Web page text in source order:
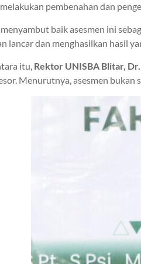
pembenahan dan
baik asesmen ini
lancar dan menghasilkan hasil
itu, Rektor UNISBA Blitar,
Menurutnya, asesmen